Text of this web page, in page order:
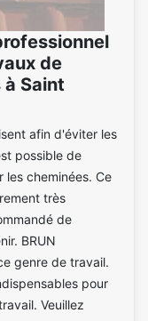
de
Saint
afin d'éviter les
possible de
les cheminées. Ce
très
de
BRUN
genre de travail.
pour
Veuillez